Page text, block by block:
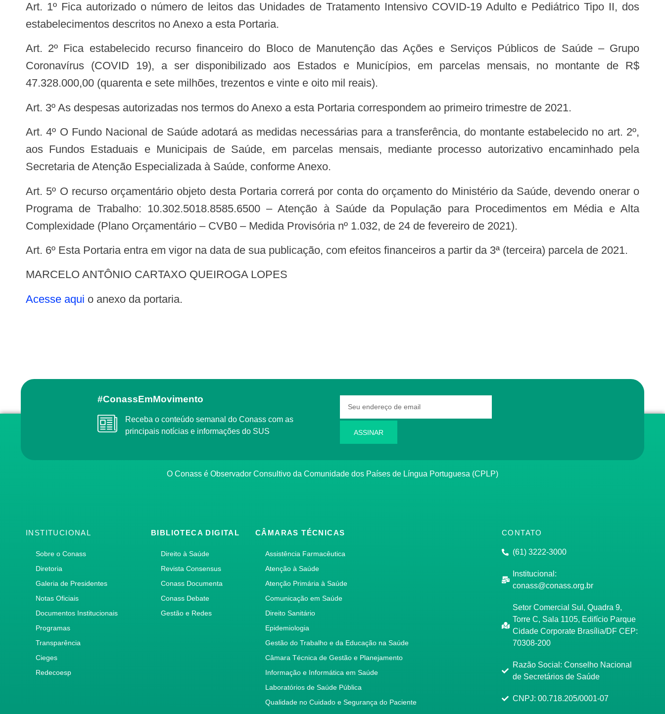
Art. 1º Fica autorizado o número de leitos das Unidades de Tratamento Intensivo COVID-19 Adulto e Pediátrico Tipo II, dos
estabelecimentos descritos no Anexo a esta Portaria.
Art. 2º Fica estabelecido recurso financeiro do Bloco de Manutenção das Ações e Serviços Públicos de Saúde – Grupo
Coronavírus (COVID 19), a ser disponibilizado aos Estados e Municípios, em parcelas mensais, no montante de R$
47.328.000,00 (quarenta e sete milhões, trezentos e vinte e oito mil reais).
Art. 3º As despesas autorizadas nos termos do Anexo a esta Portaria correspondem ao primeiro trimestre de 2021.
Art. 4º O Fundo Nacional de Saúde adotará as medidas necessárias para a transferência, do montante estabelecido no art. 2º,
aos Fundos Estaduais e Municipais de Saúde, em parcelas mensais, mediante processo autorizativo encaminhado pela
Secretaria de Atenção Especializada à Saúde, conforme Anexo.
Art. 5º O recurso orçamentário objeto desta Portaria correrá por conta do orçamento do Ministério da Saúde, devendo onerar o
Programa de Trabalho: 10.302.5018.8585.6500 – Atenção à Saúde da População para Procedimentos em Média e Alta
Complexidade (Plano Orçamentário – CVB0 – Medida Provisória nº 1.032, de 24 de fevereiro de 2021).
Art. 6º Esta Portaria entra em vigor na data de sua publicação, com efeitos financeiros a partir da 3ª (terceira) parcela de 2021.
MARCELO ANTÔNIO CARTAXO QUEIROGA LOPES
Acesse aqui o anexo da portaria.
#ConassEmMovimento
Receba o conteúdo semanal do Conass com as
principais notícias e informações do SUS
ASSINAR
O Conass é Observador Consultivo da Comunidade dos Países de Língua Portuguesa (CPLP)
INSTITUCIONAL
Sobre o Conass
Diretoria
Galeria de Presidentes
Notas Oficiais
Documentos Institucionais
Programas
Transparência
Cieges
Redecoesp
BIBLIOTECA DIGITAL
Direito à Saúde
Revista Consensus
Conass Documenta
Conass Debate
Gestão e Redes
CÂMARAS TÉCNICAS
Assistência Farmacêutica
Atenção à Saúde
Atenção Primária à Saúde
Comunicação em Saúde
Direito Sanitário
Epidemiologia
Gestão do Trabalho e da Educação na Saúde
Câmara Técnica de Gestão e Planejamento
Informação e Informática em Saúde
Laboratórios de Saúde Pública
Qualidade no Cuidado e Segurança do Paciente
CONTATO
(61) 3222-3000
Institucional:
conass@conass.org.br
Setor Comercial Sul, Quadra 9,
Torre C, Sala 1105, Edifício Parque
Cidade Corporate Brasília/DF CEP:
70308-200
Razão Social: Conselho Nacional
de Secretários de Saúde
CNPJ: 00.718.205/0001-07